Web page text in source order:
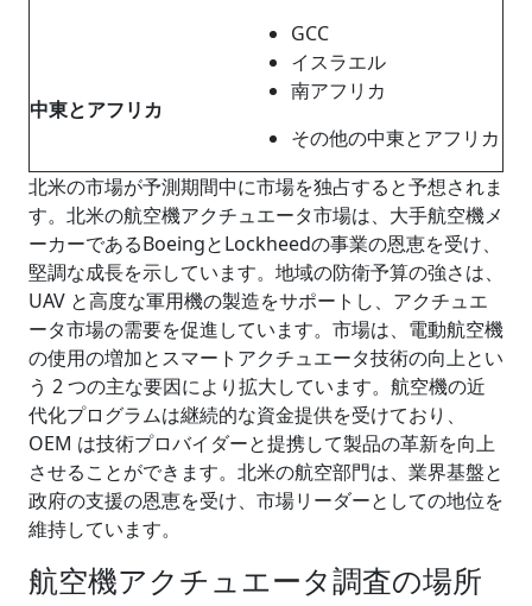
中東とアフリカ
GCC
イスラエル
南アフリカ
その他の中東とアフリカ
北米の市場が予測期間中に市場を独占すると予想されま
す。北米の航空機アクチュエータ市場は、大手航空機メ
ーカーであるBoeingとLockheedの事業の恩恵を受け、
堅調な成長を示しています。地域の防衛予算の強さは、
UAV と高度な軍用機の製造をサポートし、アクチュエ
ータ市場の需要を促進しています。市場は、電動航空機
の使用の増加とスマートアクチュエータ技術の向上とい
う 2 つの主な要因により拡大しています。航空機の近
代化プログラムは継続的な資金提供を受けており、
OEM は技術プロバイダーと提携して製品の革新を向上
させることができます。北米の航空部門は、業界基盤と
政府の支援の恩恵を受け、市場リーダーとしての地位を
維持しています。
航空機アクチュエータ調査の場所